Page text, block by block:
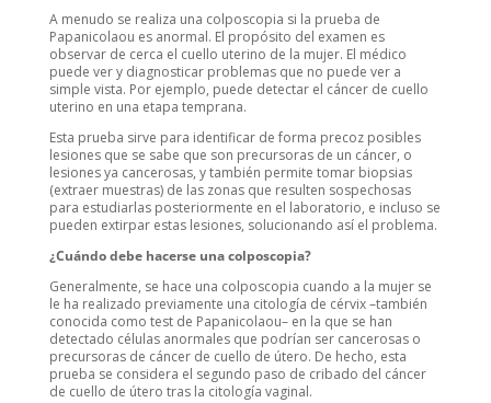
A menudo se realiza una colposcopia si la prueba de
Papanicolaou es anormal. El propósito del examen es
observar de cerca el cuello uterino de la mujer. El médico
puede ver y diagnosticar problemas que no puede ver a
simple vista. Por ejemplo, puede detectar el cáncer de cuello
uterino en una etapa temprana.
Esta prueba sirve para identificar de forma precoz posibles
lesiones que se sabe que son precursoras de un cáncer, o
lesiones ya cancerosas, y también permite tomar biopsias
(extraer muestras) de las zonas que resulten sospechosas
para estudiarlas posteriormente en el laboratorio, e incluso se
pueden extirpar estas lesiones, solucionando así el problema.
¿Cuándo debe hacerse una colposcopia?
Generalmente, se hace una colposcopia cuando a la mujer se
le ha realizado previamente una citología de cérvix –también
conocida como test de Papanicolaou– en la que se han
detectado células anormales que podrían ser cancerosas o
precursoras de cáncer de cuello de útero. De hecho, esta
prueba se considera el segundo paso de cribado del cáncer
de cuello de útero tras la citología vaginal.